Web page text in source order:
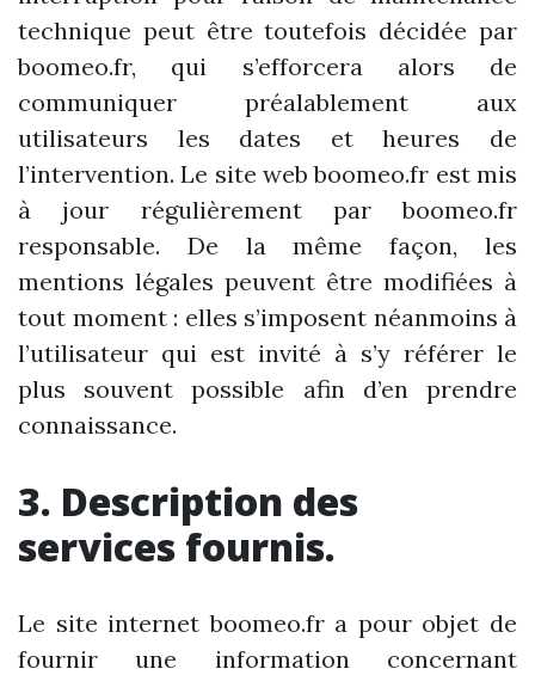
technique peut être toutefois décidée par
boomeo.fr, qui s’efforcera alors de
communiquer préalablement aux
utilisateurs les dates et heures de
l’intervention. Le site web boomeo.fr est mis
à jour régulièrement par boomeo.fr
responsable. De la même façon, les
mentions légales peuvent être modifiées à
tout moment : elles s’imposent néanmoins à
l’utilisateur qui est invité à s’y référer le
plus souvent possible afin d’en prendre
connaissance.
3. Description des
services fournis.
Le site internet boomeo.fr a pour objet de
fournir une information concernant